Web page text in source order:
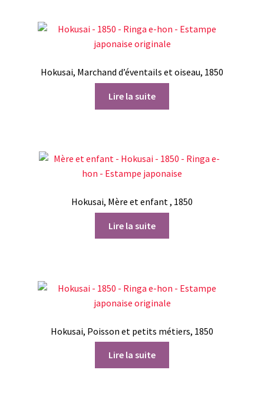
Hokusai, Marchand d’éventails et oiseau, 1850
Lire la suite
Hokusai, Mère et enfant , 1850
Lire la suite
Hokusai, Poisson et petits métiers, 1850
Lire la suite